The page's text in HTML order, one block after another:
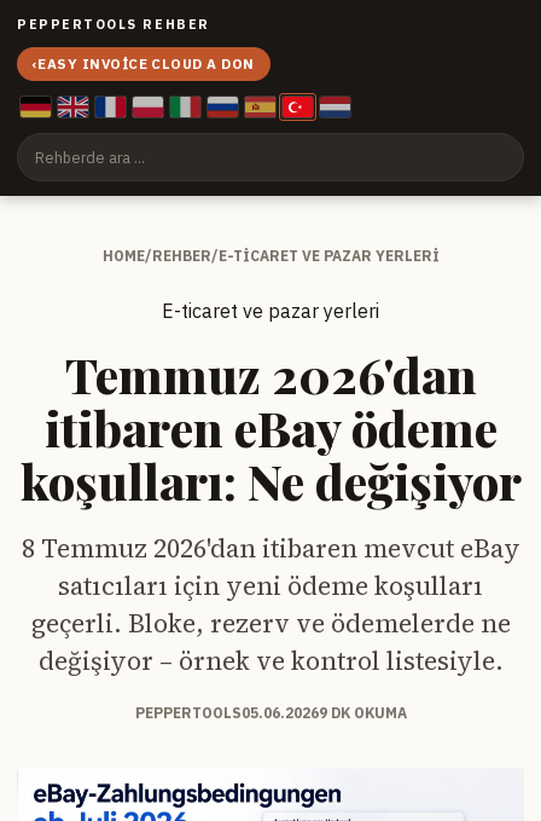
PEPPERTOOLS REHBER
‹EASY INVOICE CLOUD A DON
HOME/REHBER/E-TICARET VE PAZAR YERLERI
E-ticaret ve pazar yerleri
Temmuz 2026'dan
itibaren eBay ödeme
koşulları: Ne değişiyor
8 Temmuz 2026'dan itibaren mevcut eBay
satıcıları için yeni ödeme koşulları
geçerli. Bloke, rezerv ve ödemelerde ne
değişiyor – örnek ve kontrol listesiyle.
PEPPERTOOLS05.06.20269 DK OKUMA